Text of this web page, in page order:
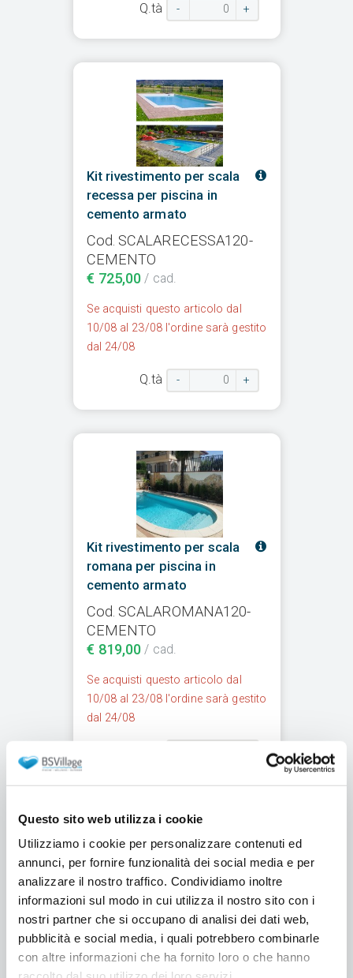
Questo sito web utilizza i cookie
Utilizziamo i cookie per personalizzare contenuti ed
annunci, per fornire funzionalità dei social media e per
analizzare il nostro traffico. Condividiamo inoltre
informazioni sul modo in cui utilizza il nostro sito con i
nostri partner che si occupano di analisi dei dati web,
pubblicità e social media, i quali potrebbero combinarle
con altre informazioni che ha fornito loro o che hanno
Q.tà - +
Kit rivestimento per scala
recessa per piscina in
cemento armato
Cod. SCALARECESSA120-
CEMENTO
€ 725,00 / cad.
Se acquisti questo articolo dal
10/08 al 23/08 l'ordine sarà gestito
dal 24/08
Q.tà - +
Kit rivestimento per scala
romana per piscina in
cemento armato
Cod. SCALAROMANA120-
CEMENTO
€ 819,00 / cad.
Se acquisti questo articolo dal
10/08 al 23/08 l'ordine sarà gestito
dal 24/08
Kit bordi perimetrali
Canossa per scala recessa
1,50 x 2,00 m